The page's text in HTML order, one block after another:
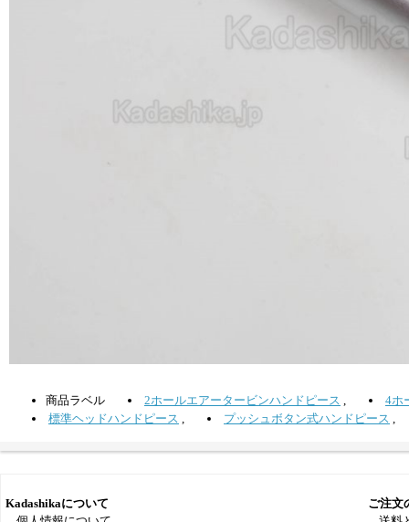
商品ラベル 2ホールエアータービンハンドピース ,
4ホ
標準ヘッドハンドピース , プッシュボタン式ハンドピース ,
Kadashikaについて
ご注文